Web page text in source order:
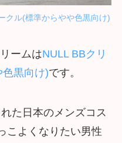
クル(標準からやや色黒向け)
ームはNULL BBクリ
黒向け)です。
た日本のメンズコス
こよくなりたい男性